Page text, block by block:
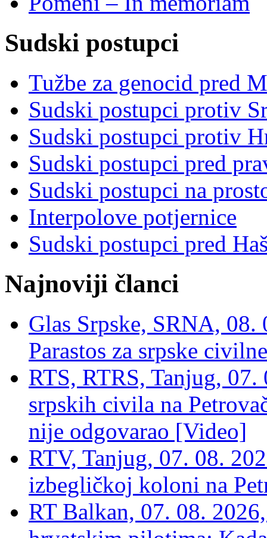
Sudski postupci
Tužbe za genocid pred
Sudski postupci protiv
Sudski postupci protiv
Sudski postupci pred
Sudski postupci na
Interpolove potjernice
Sudski postupci pred
Najnoviji članci
Glas Srpske, SRNA,
Parastos za srpske
RTS, RTRS, Tanjug,
srpskih civila na
nije odgovarao [Video]
RTV, Tanjug, 07. 08.
izbegličkoj koloni na
RT Balkan, 07. 08.